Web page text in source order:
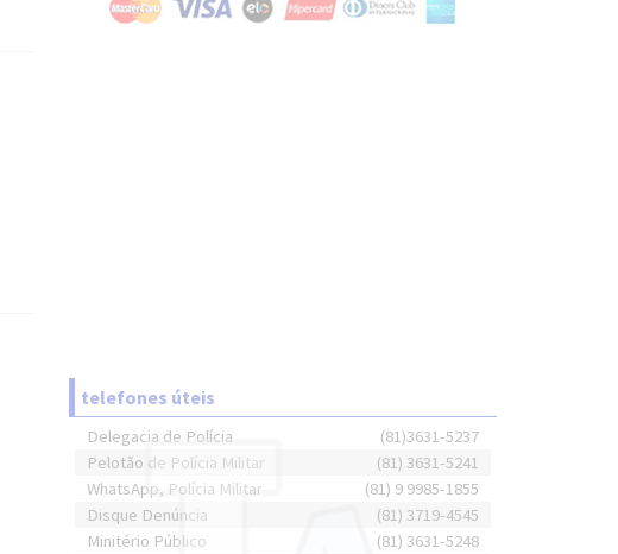
telefones úteis
Delegacia de Polícia
(81)3631-5237
Pelotão de Polícia Militar
(81) 3631-5241
WhatsApp, Polícia Militar
(81) 9 9985-1855
Disque Denúncia
(81) 3719-4545
Minitério Público
(81) 3631-5248